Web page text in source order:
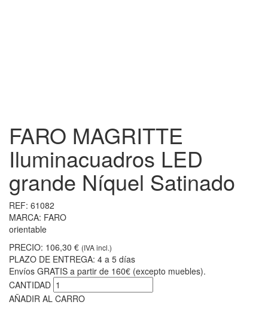
FARO MAGRITTE
Iluminacuadros LED
grande Níquel Satinado
REF: 61082
MARCA: FARO
orientable
PRECIO: 106,30 € (IVA incl.)
PLAZO DE ENTREGA: 4 a 5 días
Envíos GRATIS a partir de 160€ (excepto muebles).
CANTIDAD
AÑADIR AL CARRO